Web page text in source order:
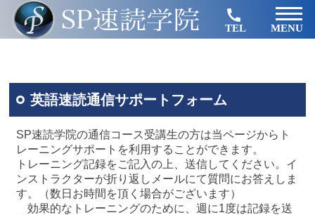
TEL MENU
英語速読通信サポートフォーム
SP速読学院の通信コース受講生の方は当ページからト
レーニングサポートを利用することができます。
トレーニング記録をご記入の上、送信してください。イ
ンストラクターが折り返しメールにて質問にお答えしま
す。（数日お時間を頂く場合がございます）
効果的なトレーニングのために、週に1度は記録を送